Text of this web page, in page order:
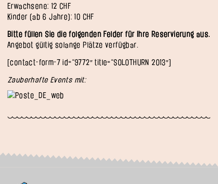
Erwachsene: 12 CHF
Kinder (ab 6 Jahre): 10 CHF
Bitte füllen Sie die folgenden Felder für Ihre Reservierung aus.
Angebot gültig solange Plätze verfügbar.
[contact-form-7 id=“9772″ title=“SOLOTHURN 2013″]
Zauberhafte Events mit: